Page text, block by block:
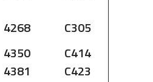
4268
C305
4350
C414
4381
C423